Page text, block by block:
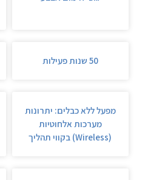
50 שנות פעילות
מפעל ללא כבלים: יתרונות
מערכות אלחוטיות
(Wireless) בקווי תהליך